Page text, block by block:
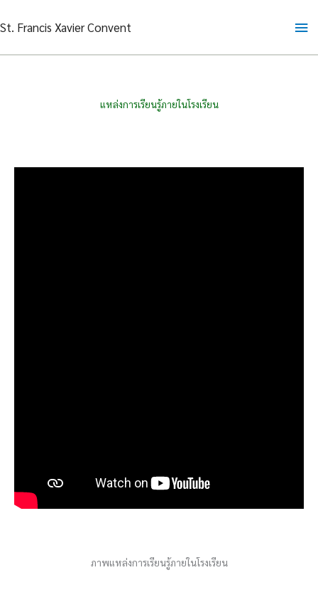
to
St. Francis Xavier Convent
แหล่งการเรียนรู้ภายในโรงเรียน
ภาพแหล่งการเรียนรู้ภายในโรงเรียน